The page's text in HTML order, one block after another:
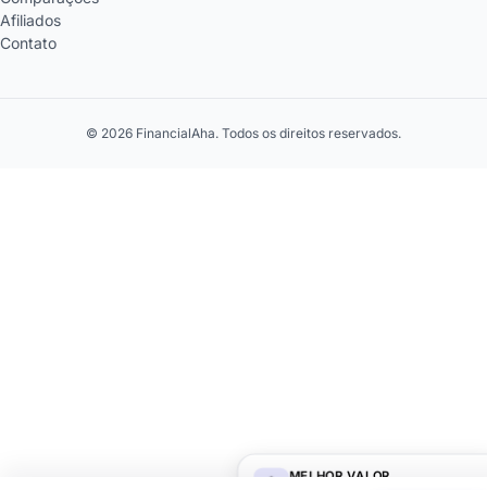
MELHOR VALOR
Afiliados
Contato
© 2026 FinancialAha. Todos os direitos reservados.